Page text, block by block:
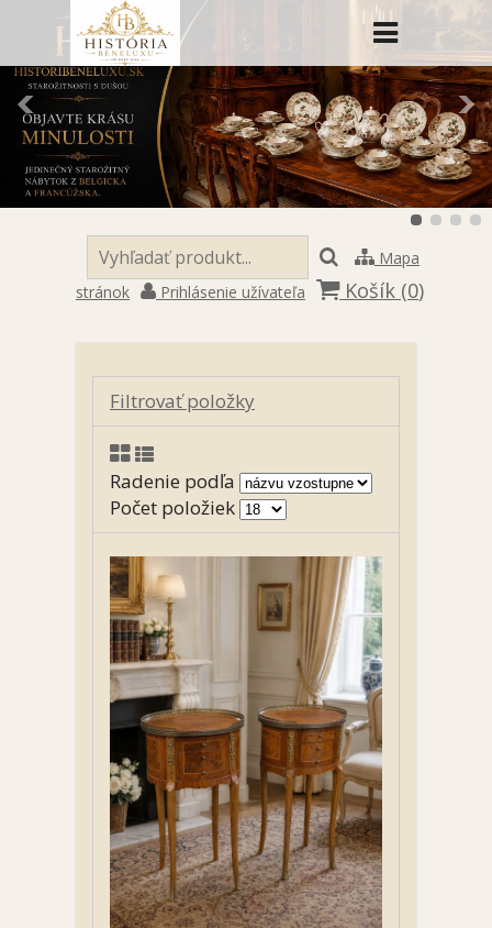
Mapa
stránok
Prihlásenie užívateľa Košík (0)
Filtrovať položky
Radenie podľa
Počet položiek